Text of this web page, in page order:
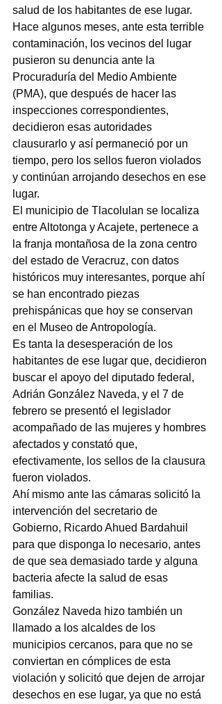
salud de los habitantes de ese lugar.
Hace algunos meses, ante esta terrible
contaminación, los vecinos del lugar
pusieron su denuncia ante la
Procuraduría del Medio Ambiente
(PMA), que después de hacer las
inspecciones correspondientes,
decidieron esas autoridades
clausurarlo y así permaneció por un
tiempo, pero los sellos fueron violados
y continúan arrojando desechos en ese
lugar.
El municipio de Tlacolulan se localiza
entre Altotonga y Acajete, pertenece a
la franja montañosa de la zona centro
del estado de Veracruz, con datos
históricos muy interesantes, porque ahí
se han encontrado piezas
prehispánicas que hoy se conservan
en el Museo de Antropología.
Es tanta la desesperación de los
habitantes de ese lugar que, decidieron
buscar el apoyo del diputado federal,
Adrián González Naveda, y el 7 de
febrero se presentó el legislador
acompañado de las mujeres y hombres
afectados y constató que,
efectivamente, los sellos de la clausura
fueron violados.
Ahí mismo ante las cámaras solicitó la
intervención del secretario de
Gobierno, Ricardo Ahued Bardahuil
para que disponga lo necesario, antes
de que sea demasiado tarde y alguna
bacteria afecte la salud de esas
familias.
González Naveda hizo también un
llamado a los alcaldes de los
municipios cercanos, para que no se
conviertan en cómplices de esta
violación y solicitó que dejen de arrojar
desechos en ese lugar, ya que no está